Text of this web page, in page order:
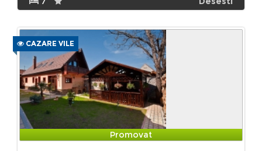
CAZARE VILE
Promovat